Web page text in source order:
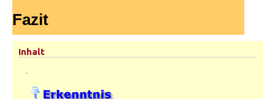
Fazit
Inhalt
.